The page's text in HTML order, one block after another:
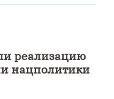
реализацию
нацполитики